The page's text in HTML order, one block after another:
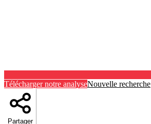
Télécharger notre analyseNouvelle recherche
Partager